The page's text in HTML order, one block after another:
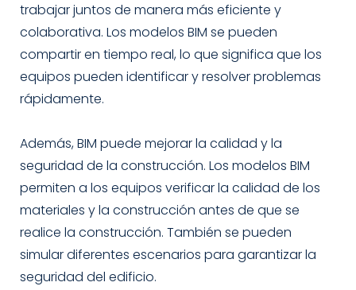
trabajar juntos de manera más eficiente y
colaborativa. Los modelos BIM se pueden
compartir en tiempo real, lo que significa que los
equipos pueden identificar y resolver problemas
rápidamente.
Además, BIM puede mejorar la calidad y la
seguridad de la construcción. Los modelos BIM
permiten a los equipos verificar la calidad de los
materiales y la construcción antes de que se
realice la construcción. También se pueden
simular diferentes escenarios para garantizar la
seguridad del edificio.